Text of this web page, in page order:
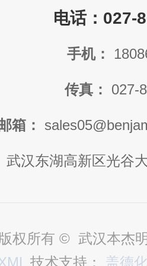
电话：027-
手机：
传真： 027-
箱：
武汉东湖高新区光谷
权所有 © 武汉本杰
技术支持： 盖德